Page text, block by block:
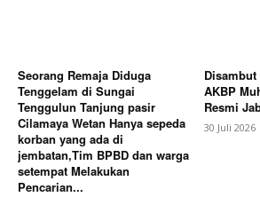
Seorang Remaja Diduga
Tenggelam di Sungai
Tenggulun Tanjung pasir
Cilamaya Wetan Hanya sepeda
korban yang ada di
jembatan,Tim BPBD dan warga
setempat Melakukan
Pencarian...
AKBP
Resmi
30 Juli 2026